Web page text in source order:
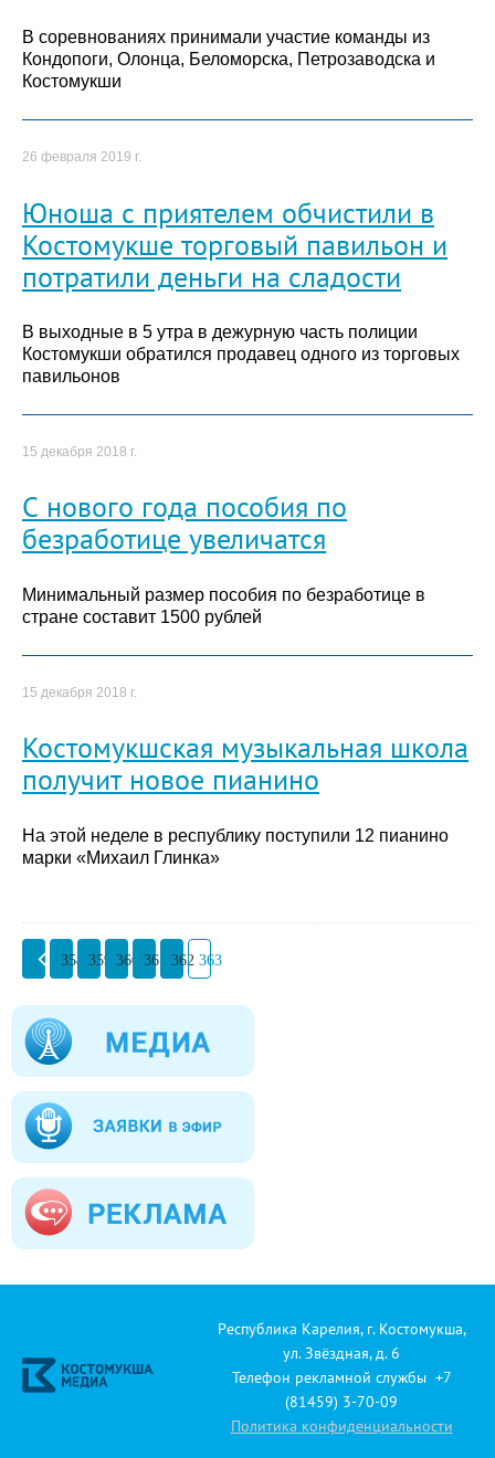
В соревнованиях принимали участие команды из
Кондопоги, Олонца, Беломорска, Петрозаводска и
Костомукши
26 февраля 2019 г.
Юноша с приятелем обчистили в
Костомукше торговый павильон и
потратили деньги на сладости
В выходные в 5 утра в дежурную часть полиции
Костомукши обратился продавец одного из торговых
павильонов
15 декабря 2018 г.
С нового года пособия по
безработице увеличатся
Минимальный размер пособия по безработице в
стране составит 1500 рублей
15 декабря 2018 г.
Костомукшская музыкальная школа
получит новое пианино
На этой неделе в республику поступили 12 пианино
марки «Михаил Глинка»
358 359 360 361 362 363
Республика Карелия, г. Костомукша,
ул. Звёздная, д. 6
Телефон рекламной службы +7
(81459) 3-70-09
Политика конфиденциальности